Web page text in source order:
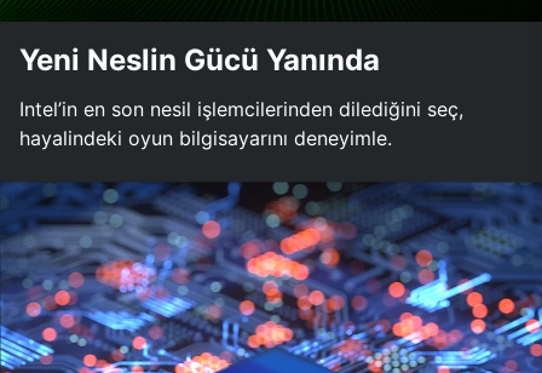
Yeni Neslin Gücü Yanında
Intel’in en son nesil işlemcilerinden dilediğini seç,
hayalindeki oyun bilgisayarını deneyimle.